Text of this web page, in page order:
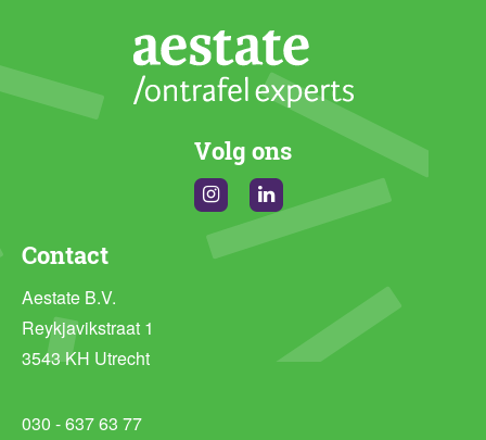
Volg ons
InstagramLinkedin
Contact
Aestate B.V.
Reykjavikstraat 1
3543 KH Utrecht
030 - 637 63 77